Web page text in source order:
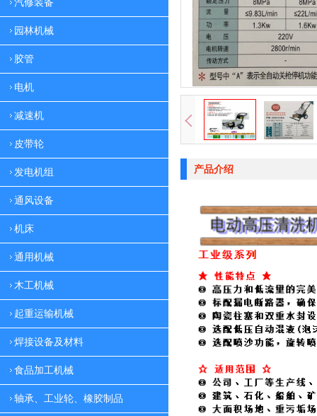
园林机械
胶管
电机
减速机
皮带轮
发电机组
通风设备
机床
通用机械
木工机械
起重运输机械
焊接设备及材料
食品加工机械
轴承、工业轮、橡胶制品
产品介绍